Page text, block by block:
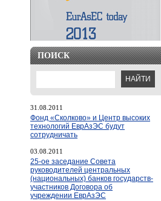
ПОИСК
31.08.2011
Фонд «Сколково» и Центр высоких
технологий ЕврАзЭС будут
сотрудничать
03.08.2011
25-ое заседание Совета
руководителей центральных
(национальных) банков государств-
участников Договора об
учреждении ЕврАзЭС